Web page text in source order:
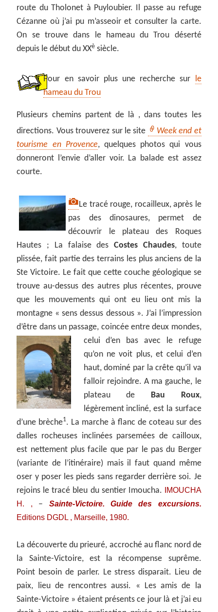
route du Tholonet à Puyloubier. Il passe au refuge
Cézanne où j’ai pu m’asseoir et consulter la carte.
On se trouve dans le hameau du Trou déserté
depuis le début du XXè siècle.
Pour en savoir plus une recherche sur le
hameau du Trou
Plusieurs chemins partent de là , dans toutes les
directions. Vous trouverez sur le site
Week end et
tourisme en Provence, quelques photos qui vous
donneront l’envie d’aller voir. La balade est assez
courte.
Le tracé rouge, rocailleux, après le
pas des dinosaures, permet de
découvrir le plateau des Roques
Hautes ; La falaise desCostes Chaudes, toute
plissée, fait partie des terrains les plus anciens de la
Ste Victoire. Le fait que cette couche géologique se
trouve au-dessus des autres plus récentes, prouve
que les mouvements qui ont eu lieu ont mis la
montagne « sens dessus dessous ». J’ai l’impression
d’être dans un passage, coincée entre deux mondes,
celuid’en bas avec le refuge
qu’on ne voit plus, et celui d’en
haut, dominé par la crête qu’il va
falloir rejoindre. A ma gauche, le
plateau de
Bau Roux,
légèrement incliné, est la surface
d’une brèche1. La marche à flanc de coteau sur des
dalles rocheuses inclinées parsemées de cailloux,
est nettement plus facile que par le pas du Berger
(variante de l’itinéraire) mais il faut quand même
oser y poser les pieds sans regarder derrière soi. Je
rejoins le tracé bleu du sentier Imoucha. IMOUCHA
H. , – Sainte-Victoire. Guide des excursions.
Editions DGDL , Marseille, 1980.
La découverte du prieuré, accroché au flanc nord de
la Sainte-Victoire, est la récompense suprême.
Point besoin de parler. Le stress disparait. Lieu de
paix, lieu de rencontres aussi. « Les amis de la
Sainte-Victoire » étaient présents ce jour là et j’ai eu